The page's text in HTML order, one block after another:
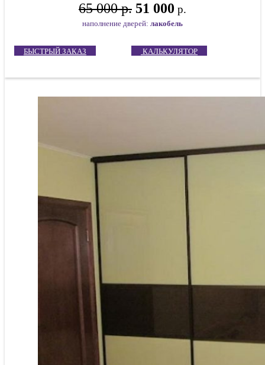
65 000 р. 51 000 р.
наполнение дверей: лакобель
БЫСТРЫЙ ЗАКАЗ КАЛЬКУЛЯТОР